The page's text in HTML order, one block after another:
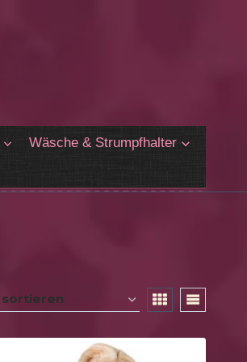
Wäsche & Strumpfhalter